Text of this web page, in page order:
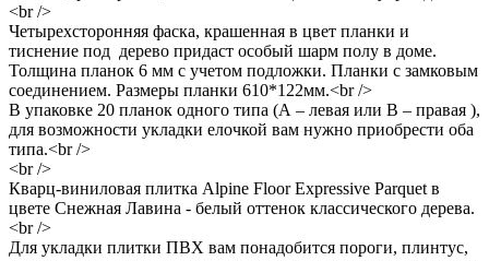
<br />
Четырехсторонняя фаска, крашенная в цвет планки и
тиснение под дерево придаст особый шарм полу в доме.
Толщина планок 6 мм с учетом подложки. Планки с замковым
соединением. Размеры планки 610*122мм.<br />
В упаковке 20 планок одного типа (А – левая или B – правая ),
для возможности укладки елочкой вам нужно приобрести оба
типа.<br />
<br />
Кварц-виниловая плитка Alpine Floor Expressive Parquet в
цвете Снежная Лавина - белый оттенок классического дерева.
<br />
Для укладки плитки ПВХ вам понадобится пороги, плинтус,